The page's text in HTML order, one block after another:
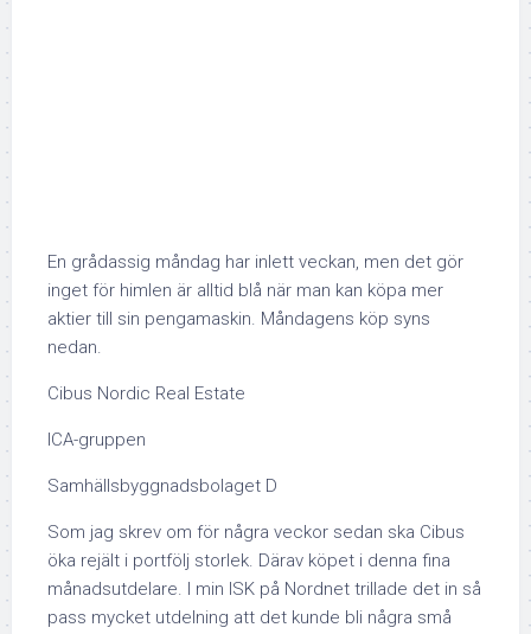
En grådassig måndag har inlett veckan, men det gör
inget för himlen är alltid blå när man kan köpa mer
aktier till sin pengamaskin. Måndagens köp syns
nedan.
Cibus Nordic Real Estate
ICA-gruppen
Samhällsbyggnadsbolaget D
Som jag skrev om för några veckor sedan ska Cibus
öka rejält i portfölj storlek. Därav köpet i denna fina
månadsutdelare. I min ISK på Nordnet trillade det in så
pass mycket utdelning att det kunde bli några små